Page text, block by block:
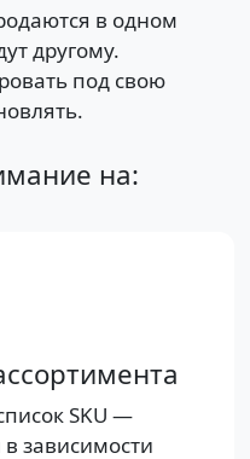
в одном
другому.
под свою
на:
SKU —
зависимости